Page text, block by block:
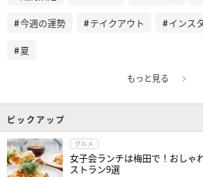
今週の運勢 テイクアウト インス
夏
もっと見る
ピックアップ
グルメ
女子会ランチは梅田で！おしゃ
ストラン9選